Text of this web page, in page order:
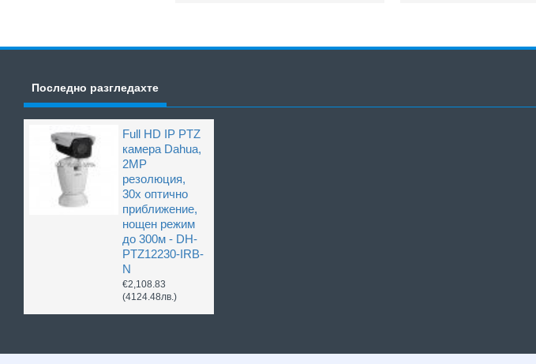
Последно разгледахте
Full HD IP PTZ
камера Dahua,
2MP
резолюция,
30x оптично
приближение,
нощен режим
до 300м - DH-
PTZ12230-IRB-
N
€2,108.83
(4124.48лв.)